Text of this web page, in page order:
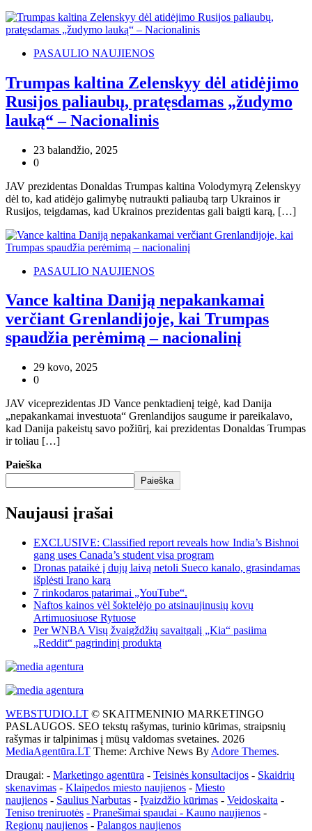
PASAULIO NAUJIENOS
Trumpas kaltina Zelenskyy dėl atidėjimo
Rusijos paliaubų, pratęsdamas „žudymo
lauką“ – Nacionalinis
23 balandžio, 2025
0
JAV prezidentas Donaldas Trumpas kaltina Volodymyrą Zelenskyy
dėl to, kad atidėjo galimybę nutraukti paliaubą tarp Ukrainos ir
Rusijos, teigdamas, kad Ukrainos prezidentas gali baigti karą, […]
PASAULIO NAUJIENOS
Vance kaltina Daniją nepakankamai
verčiant Grenlandijoje, kai Trumpas
spaudžia perėmimą – nacionalinį
29 kovo, 2025
0
JAV viceprezidentas JD Vance penktadienį teigė, kad Danija
„nepakankamai investuota“ Grenlandijos saugume ir pareikalavo,
kad Danija pakeistų savo požiūrį, kai prezidentas Donaldas Trumpas
ir toliau […]
Paieška
Paieška
Naujausi įrašai
EXCLUSIVE: Classified report reveals how India’s Bishnoi
gang uses Canada’s student visa program
Dronas pataikė į dujų laivą netoli Sueco kanalo, grasindamas
išplėsti Irano karą
7 rinkodaros patarimai „YouTube“.
Naftos kainos vėl šoktelėjo po atsinaujinusių kovų
Artimuosiuose Rytuose
Per WNBA Visų žvaigždžių savaitgalį „Kia“ pasiima
„Reddit“ pagrindinį produktą
WEBSTUDIO.LT © SKAITMENINIO MARKETINGO
PASLAUGOS. SEO tekstų rašymas, turinio kūrimas, straipsnių
rašymas ir talpinimas į mūsų valdomas svetaines. 2026
MediaAgentūra.LT Theme: Archive News By Adore Themes.
Draugai: - Marketingo agentūra - Teisinės konsultacijos - Skaidrių
skenavimas - Klaipedos miesto naujienos - Miesto
naujienos - Saulius Narbutas - Įvaizdžio kūrimas - Veidoskaita -
Teniso treniruotės - Pranešimai spaudai - Kauno naujienos -
Regionų naujienos - Palangos naujienos